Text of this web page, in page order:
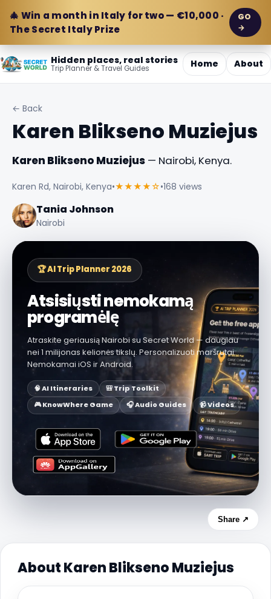
🎄 Win a month in Italy for two — €10,000 ·
The Secret Italy Prize
GO
→
Hidden places, real stories
Trip Planner & Travel Guides Home About
← Back
Karen Blikseno Muziejus
Karen Blikseno Muziejus — Nairobi, Kenya.
Karen Rd, Nairobi, Kenya•★★★★☆•168 views
Tania Johnson
Nairobi
🏆 AI Trip Planner 2026
Atsisiųsti nemokamą
programėlę
Atraskite geriausią Nairobi su Secret World — daugiau
nei 1 milijonas kelionės tikslų. Personalizuoti maršrutai.
Nemokamai iOS ir Android.
🧠 AI Itineraries
🎒 Trip Toolkit
🎮 KnowWhere Game
🎧 Audio Guides 📹 Videos
Share ↗
About Karen Blikseno Muziejus